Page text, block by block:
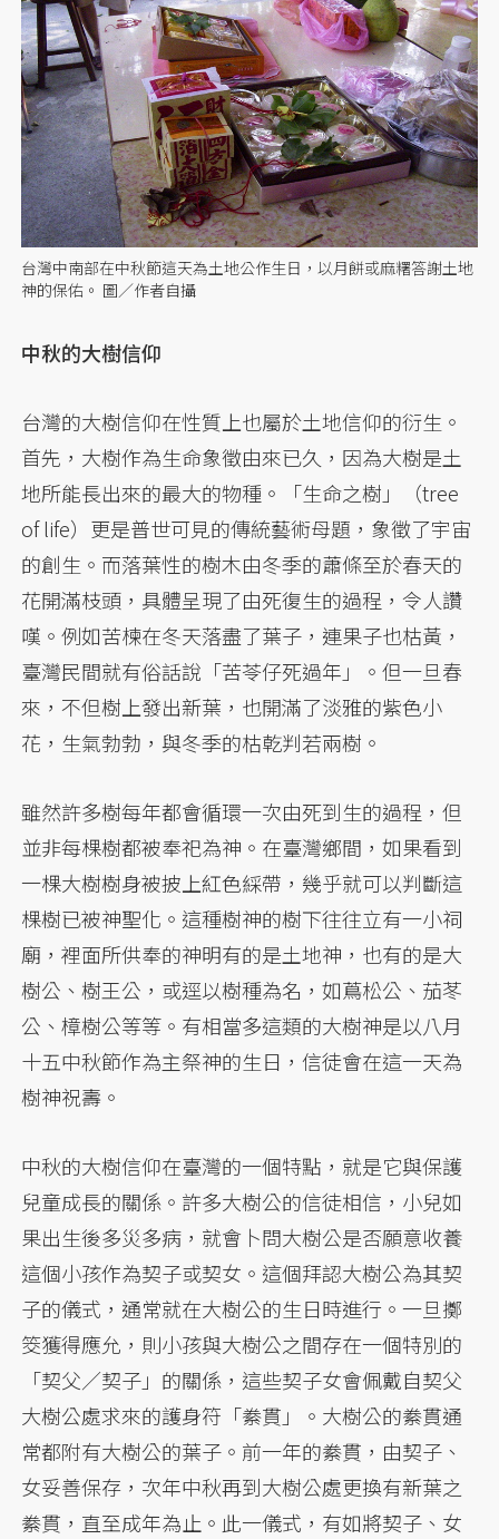
台灣中南部在中秋節這天為土地公作生日，以月餅或麻糬答謝土地
神的保佑。 圖／作者自攝
中秋的大樹信仰
台灣的大樹信仰在性質上也屬於土地信仰的衍生。
首先，大樹作為生命象徵由來已久，因為大樹是土
地所能長出來的最大的物種。「生命之樹」（tree
of life）更是普世可見的傳統藝術母題，象徵了宇宙
的創生。而落葉性的樹木由冬季的蕭條至於春天的
花開滿枝頭，具體呈現了由死復生的過程，令人讚
嘆。例如苦楝在冬天落盡了葉子，連果子也枯黃，
臺灣民間就有俗話說「苦苓仔死過年」。但一旦春
來，不但樹上發出新葉，也開滿了淡雅的紫色小
花，生氣勃勃，與冬季的枯乾判若兩樹。
雖然許多樹每年都會循環一次由死到生的過程，但
並非每棵樹都被奉祀為神。在臺灣鄉間，如果看到
一棵大樹樹身被披上紅色綵帶，幾乎就可以判斷這
棵樹已被神聖化。這種樹神的樹下往往立有一小祠
廟，裡面所供奉的神明有的是土地神，也有的是大
樹公、樹王公，或逕以樹種為名，如蔦松公、茄苳
公、樟樹公等等。有相當多這類的大樹神是以八月
十五中秋節作為主祭神的生日，信徒會在這一天為
樹神祝壽。
中秋的大樹信仰在臺灣的一個特點，就是它與保護
兒童成長的關係。許多大樹公的信徒相信，小兒如
果出生後多災多病，就會卜問大樹公是否願意收養
這個小孩作為契子或契女。這個拜認大樹公為其契
子的儀式，通常就在大樹公的生日時進行。一旦擲
筊獲得應允，則小孩與大樹公之間存在一個特別的
「契父／契子」的關係，這些契子女會佩戴自契父
大樹公處求來的護身符「絭貫」。大樹公的絭貫通
常都附有大樹公的葉子。前一年的絭貫，由契子、
女妥善保存，次年中秋再到大樹公處更換有新葉之
絭貫，直至成年為止。此一儀式，有如將契子、女